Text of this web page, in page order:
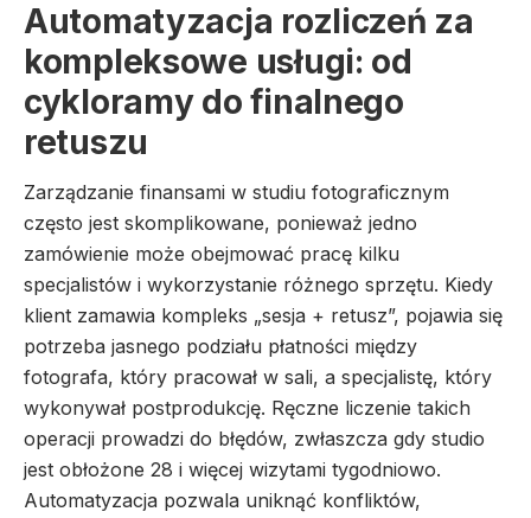
Automatyzacja rozliczeń za
kompleksowe usługi: od
cykloramy do finalnego
retuszu
Zarządzanie finansami w studiu fotograficznym
często jest skomplikowane, ponieważ jedno
zamówienie może obejmować pracę kilku
specjalistów i wykorzystanie różnego sprzętu. Kiedy
klient zamawia kompleks „sesja + retusz”, pojawia się
potrzeba jasnego podziału płatności między
fotografa, który pracował w sali, a specjalistę, który
wykonywał postprodukcję. Ręczne liczenie takich
operacji prowadzi do błędów, zwłaszcza gdy studio
jest obłożone 28 i więcej wizytami tygodniowo.
Automatyzacja pozwala uniknąć konfliktów,